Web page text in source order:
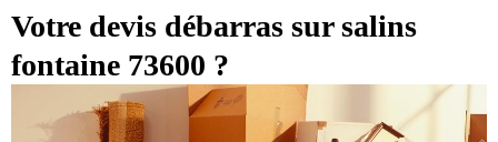
RÉALISATIONS
CONTACT
Votre devis débarras sur salins
fontaine 73600 ?